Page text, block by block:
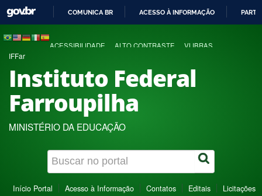
COMUNICA BR ACESSO À INFORMAÇÃO
ACESSIBILIDADE ALTO CONTRASTE VLIBRAS
IFFar
Instituto Federal
Farroupilha
MINISTÉRIO DA EDUCAÇÃO
Início Portal Acesso à Informação Contatos Editais Licitações